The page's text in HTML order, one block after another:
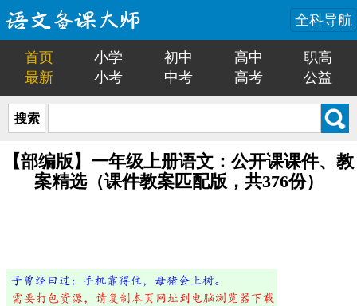
全科导航
首页 小学 初中 高中
职高
最新
小考 中考 高考 公益
搜索
【部编版】一年级上册语文：公开课课件、教
案精选（课件教案匹配版，共376份）